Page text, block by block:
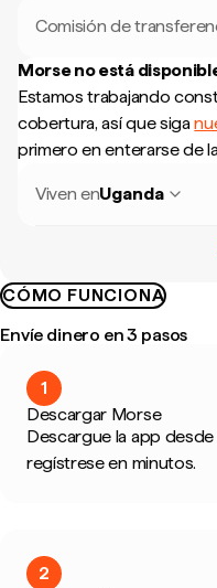
Comisión de
Morse no está
Estamos trabajando
cobertura, así que siga
primero en enterarse de
Viven enUganda
CÓMO FUNCIONA
Envíe dinero en 3 pasos
1
Descargar Morse
Descargue la app
regístrese en minutos.
2